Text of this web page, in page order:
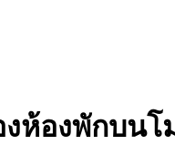
ห้องพักบนโ